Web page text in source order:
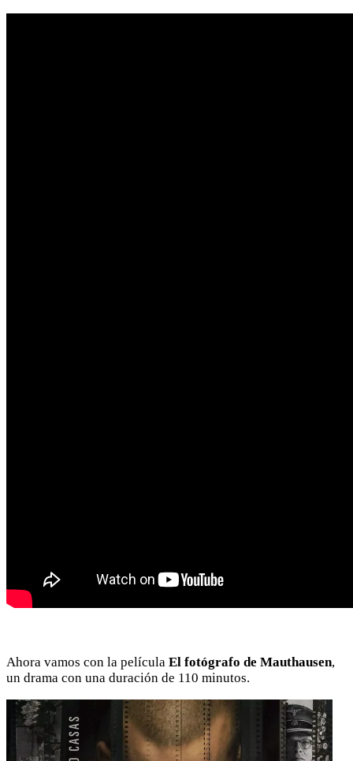
Ahora vamos con la película El fotógrafo de Mauthausen,
un drama con una duración de 110 minutos.